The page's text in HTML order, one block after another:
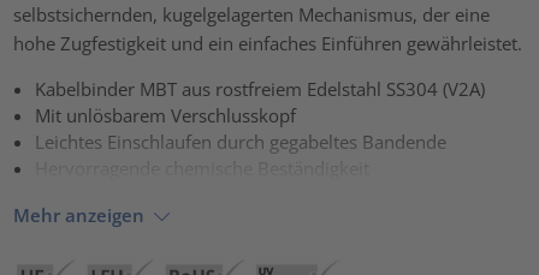
selbstsichernden, kugelgelagerten Mechanismus, der eine
hohe Zugfestigkeit und ein einfaches Einführen gewährleistet.
Kabelbinder MBT aus rostfreiem Edelstahl SS304 (V2A)
Mit unlösbarem Verschlusskopf
Leichtes Einschlaufen durch gegabeltes Bandende
Mehr anzeigen